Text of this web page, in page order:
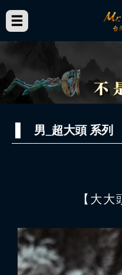
男_超大頭 系列
【大